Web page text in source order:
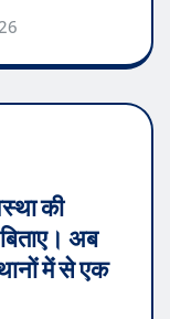
की
अब
में से एक